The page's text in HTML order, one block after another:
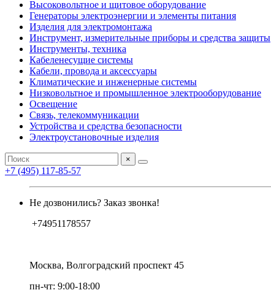
Высоковольтное и щитовое оборудование
Генераторы электроэнергии и элементы питания
Изделия для электромонтажа
Инструмент, измерительные приборы и средства защиты
Инструменты, техника
Кабеленесущие системы
Кабели, провода и аксессуары
Климатические и инженерные системы
Низковольтное и промышленное электрооборудование
Освещение
Связь, телекоммуникации
Устройства и средства безопасности
Электроустановочные изделия
×
+7 (495) 117-85-57
Не дозвонились? Заказ звонка!
+74951178557
Москва, Волгоградский проспект 45
пн-чт: 9:00-18:00